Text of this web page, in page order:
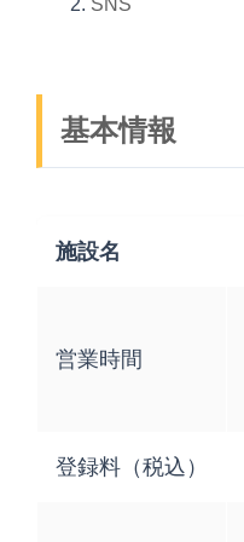
基本情報
施設名
営業時間
登録料（税込）